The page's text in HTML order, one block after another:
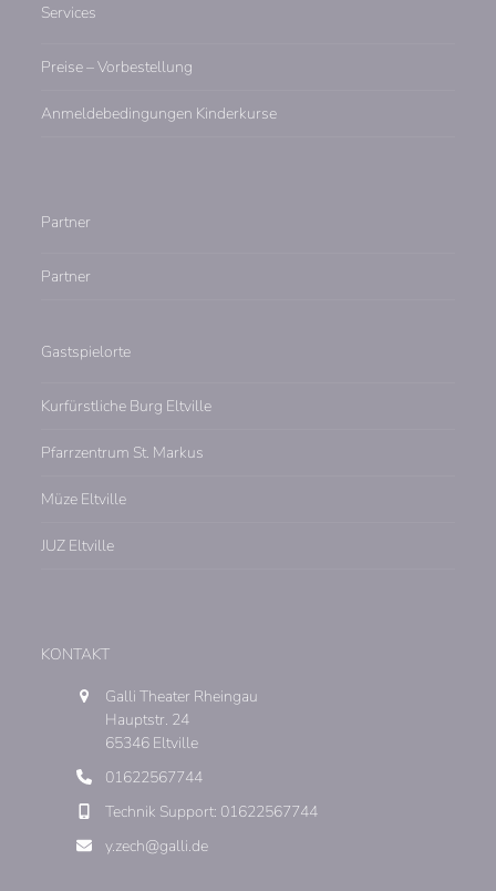
Services
Preise – Vorbestellung
Anmeldebedingungen Kinderkurse
Partner
Partner
Gastspielorte
Kurfürstliche Burg Eltville
Pfarrzentrum St. Markus
Müze Eltville
JUZ Eltville
KONTAKT
Galli Theater Rheingau
Hauptstr. 24
65346 Eltville
01622567744
Technik Support: 01622567744
y.zech@galli.de